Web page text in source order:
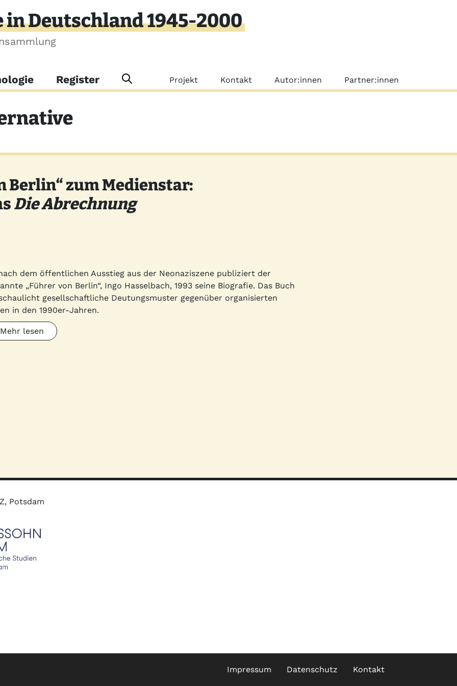
in Deutschland 1945-2000
Register Meta-Menü
Projekt Kontakt Autor:innen Partner:innen
Berlin“ zum Medienstar:
Die Abrechnung
dem öffentlichen Ausstieg aus der Neonaziszene publiziert der
„Führer von Berlin“, Ingo Hasselbach, 1993 seine Biografie. Das Buch
gesellschaftliche Deutungsmuster gegenüber organisierten
in den 1990er-Jahren.
Mehr lesen
Potsdam
Impressum Datenschutz Kontakt